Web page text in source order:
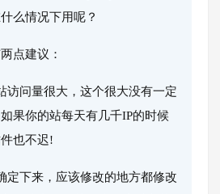
么情况下用呢？
点建议：
访问量很大，这个很大没有一定
果你的站每天有几千IP的时候
也不迟!
定下来，应该修改的地方都修改